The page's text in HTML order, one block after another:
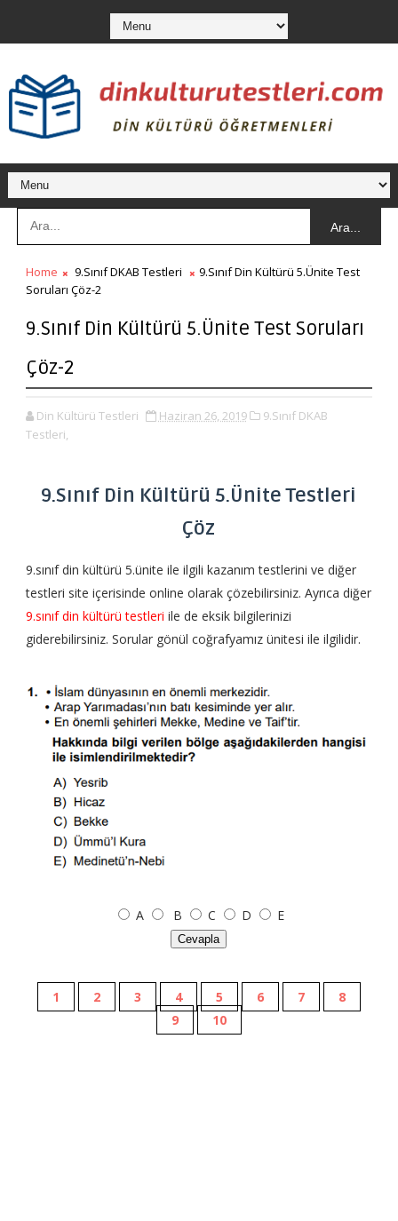
Ara...
Home 9.Sınıf DKAB Testleri
9.Sınıf Din Kültürü 5.Ünite Test
Soruları Çöz-2
9.Sınıf Din Kültürü 5.Ünite Test Soruları
Çöz-2
Din Kültürü Testleri Haziran 26, 2019
9.Sınıf DKAB
Testleri,
9.Sınıf Din Kültürü 5.Ünite Testleri
Çöz
9.sınıf din kültürü 5.ünite ile ilgili kazanım testlerini ve diğer
testleri site içerisinde online olarak çözebilirsiniz. Ayrıca diğer
9.sınıf din kültürü testleri ile de eksik bilgilerinizi
giderebilirsiniz. Sorular gönül coğrafyamız ünitesi ile ilgilidir.
A B C D E
Cevapla
1 2 3 4 5 6 7
8
9
10